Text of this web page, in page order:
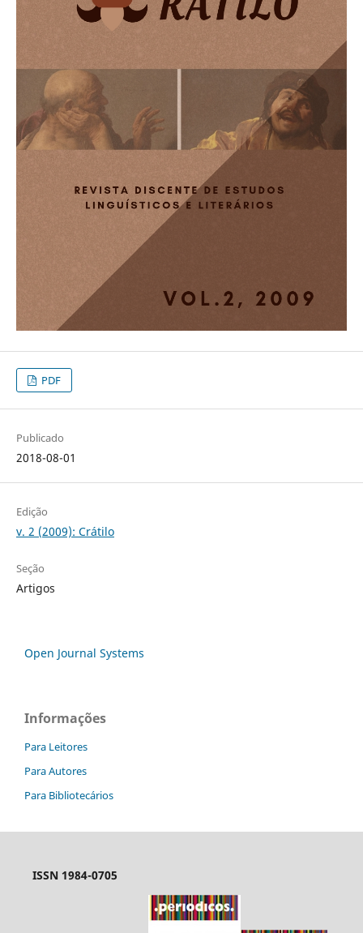
PDF
Publicado
2018-08-01
Edição
v. 2 (2009): Crátilo
Seção
Artigos
Open Journal Systems
Informações
Para Leitores
Para Autores
Para Bibliotecários
ISSN 1984-0705